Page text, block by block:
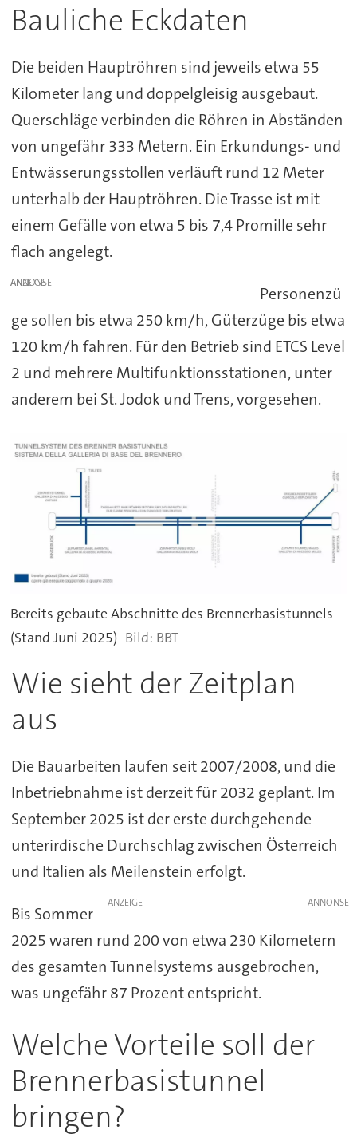
Bauliche Eckdaten
Die beiden Hauptröhren sind jeweils etwa 55
Kilometer lang und doppelgleisig ausgebaut.
Querschläge verbinden die Röhren in Abständen
von ungefähr 333 Metern. Ein Erkundungs- und
Entwässerungsstollen verläuft rund 12 Meter
unterhalb der Hauptröhren. Die Trasse ist mit
einem Gefälle von etwa 5 bis 7,4 Promille sehr
flach angelegt.
ANZEIGE
Personenzü
ge sollen bis etwa 250 km/h, Güterzüge bis etwa
120 km/h fahren. Für den Betrieb sind ETCS Level
2 und mehrere Multifunktionsstationen, unter
anderem bei St. Jodok und Trens, vorgesehen.
Bereits gebaute Abschnitte des Brennerbasistunnels
(Stand Juni 2025)
BBT
Wie sieht der Zeitplan
aus
Die Bauarbeiten laufen seit 2007/2008, und die
Inbetriebnahme ist derzeit für 2032 geplant. Im
September 2025 ist der erste durchgehende
unterirdische Durchschlag zwischen Österreich
und Italien als Meilenstein erfolgt.
ANZEIGE
Bis Sommer
2025 waren rund 200 von etwa 230 Kilometern
des gesamten Tunnelsystems ausgebrochen,
was ungefähr 87 Prozent entspricht.
Welche Vorteile soll der
Brennerbasistunnel
bringen?